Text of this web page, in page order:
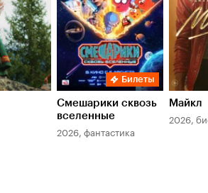
Билеты
Смешарики сквозь
вселенные
2026, фантастика
Майкл
2026,